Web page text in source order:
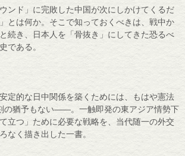
ンド」に完敗した中国が次にしかけてくるだ
とは何か。そこで知っておくべきは、戦中か
続き、日本人を「骨抜き」にしてきた恐るべ
である。
定的な日中関係を築くためには、もはや憲法
の猶予もない――。一触即発の東アジア情勢下
立つ」ために必要な戦略を、当代随一の外交
なく描き出した一書。